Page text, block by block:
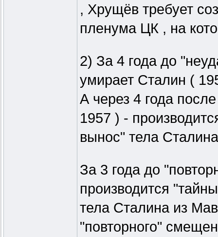
, Хрущёв требует
пленума ЦК , на
2) За 4 года до
умирает Сталин (
А через 4 года
1957 ) -
вынос" тела
За 3 года до
производится
тела Сталина из
"повторного"